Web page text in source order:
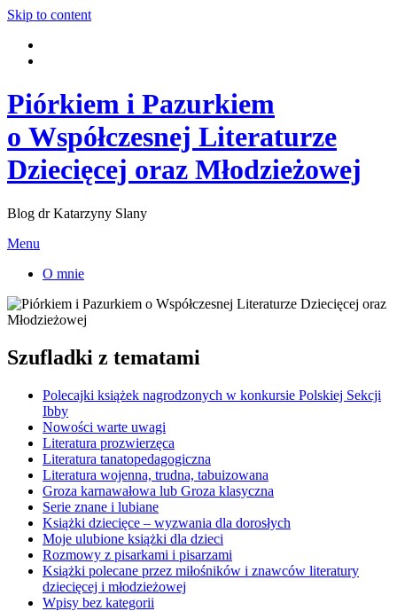
Skip to content
Piórkiem i Pazurkiem
o Współczesnej Literaturze
Dziecięcej oraz Młodzieżowej
Blog dr Katarzyny Slany
Menu
O mnie
Szufladki z tematami
Polecajki książek nagrodzonych w konkursie Polskiej Sekcji
Ibby
Nowości warte uwagi
Literatura prozwierzęca
Literatura tanatopedagogiczna
Literatura wojenna, trudna, tabuizowana
Groza karnawałowa lub Groza klasyczna
Serie znane i lubiane
Książki dziecięce – wyzwania dla dorosłych
Moje ulubione książki dla dzieci
Rozmowy z pisarkami i pisarzami
Książki polecane przez miłośników i znawców literatury
dziecięcej i młodzieżowej
Wpisy bez kategorii